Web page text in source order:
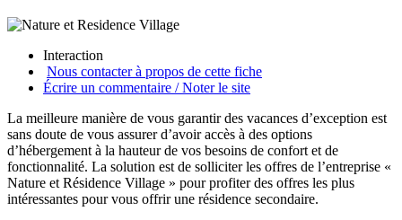
Interaction
Nous contacter à propos de cette fiche
Écrire un commentaire / Noter le site
La meilleure manière de vous garantir des vacances d’exception est
sans doute de vous assurer d’avoir accès à des options
d’hébergement à la hauteur de vos besoins de confort et de
fonctionnalité. La solution est de solliciter les offres de l’entreprise «
Nature et Résidence Village » pour profiter des offres les plus
intéressantes pour vous offrir une résidence secondaire.